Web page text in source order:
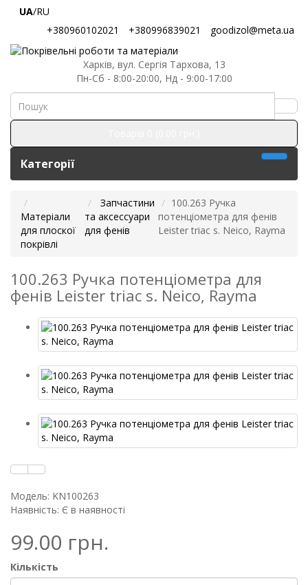
UA/RU
+380960102021
+380996839021 goodizol@meta.ua
Харків, вул. Сергія Тархова, 13
Пн-Сб - 8:00-20:00, Нд - 9:00-17:00
Категорії
Матеріали
для плоскої
покрівлі
Запчастини
та аксессуари
для фенів
100.263 Ручка
потенціометра для фенів
Leister triac s. Neico, Rayma
100.263 Ручка потенціометра для
фенів Leister triac s. Neico, Rayma
Модель: KN100263
Наявність: Є в наявності
99.00 грн.
Кількість